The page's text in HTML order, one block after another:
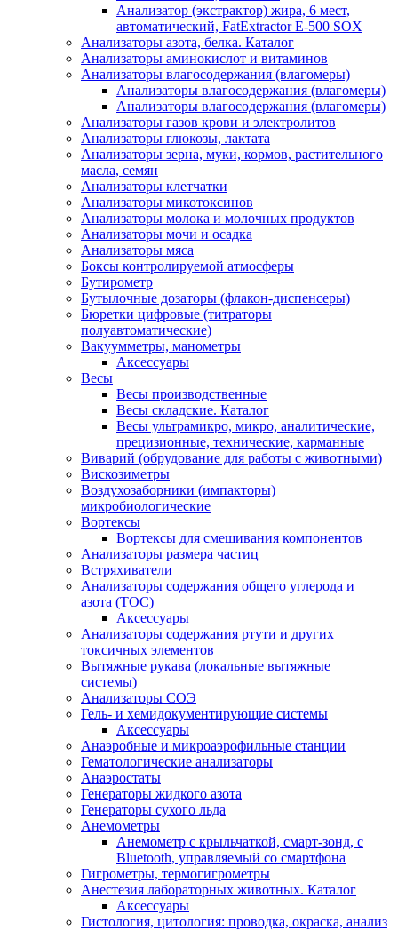
Анализатор (экстрактор) жира, 6 мест,
автоматический, FatExtractor E-500 SOX
Анализаторы азота, белка. Каталог
Анализаторы аминокислот и витаминов
Анализаторы влагосодержания (влагомеры)
Анализаторы влагосодержания (влагомеры)
Анализаторы влагосодержания (влагомеры)
Анализаторы газов крови и электролитов
Анализаторы глюкозы, лактата
Анализаторы зерна, муки, кормов, растительного
масла, семян
Анализаторы клетчатки
Анализаторы микотоксинов
Анализаторы молока и молочных продуктов
Анализаторы мочи и осадка
Анализаторы мяса
Боксы контролируемой атмосферы
Бутирометр
Бутылочные дозаторы (флакон-диспенсеры)
Бюретки цифровые (титраторы
полуавтоматические)
Вакуумметры, манометры
Аксессуары
Весы
Весы производственные
Весы складские. Каталог
Весы ультрамикро, микро, аналитические,
прецизионные, технические, карманные
Виварий (обрудование для работы с животными)
Вискозиметры
Воздухозаборники (импакторы)
микробиологические
Вортексы
Вортексы для смешивания компонентов
Анализаторы размера частиц
Встряхиватели
Анализаторы содержания общего углерода и
азота (ТОС)
Аксессуары
Анализаторы содержания ртути и других
токсичных элементов
Вытяжные рукава (локальные вытяжные
системы)
Анализаторы СОЭ
Гель- и хемидокументирующие системы
Аксессуары
Анаэробные и микроаэрофильные станции
Гематологические анализаторы
Анаэростаты
Генераторы жидкого азота
Генераторы сухого льда
Анемометры
Анемометр с крыльчаткой, смарт-зонд, с
Bluetooth, управляемый со смартфона
Гигрометры, термогигрометры
Анестезия лабораторных животных. Каталог
Аксессуары
Гистология, цитология: проводка, окраска, анализ